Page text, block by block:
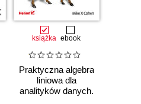
książka ebook
Praktyczna algebra
liniowa dla
analityków danych.